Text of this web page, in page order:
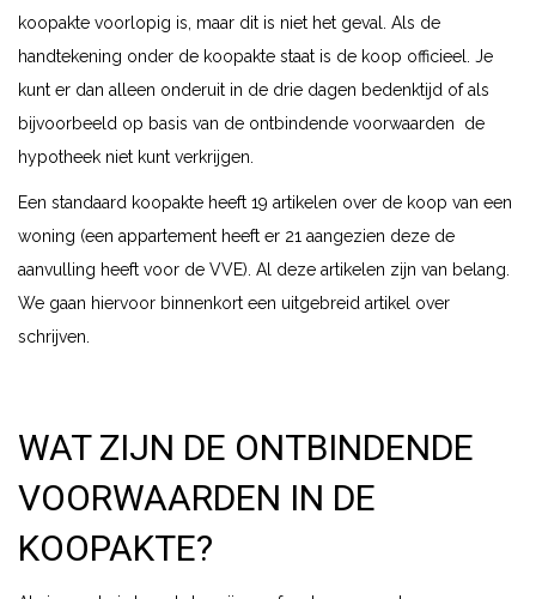
koopakte voorlopig is, maar dit is niet het geval. Als de
handtekening onder de koopakte staat is de koop officieel. Je
kunt er dan alleen onderuit in de drie dagen bedenktijd of als
bijvoorbeeld op basis van de ontbindende voorwaarden de
hypotheek niet kunt verkrijgen.
Een standaard koopakte heeft 19 artikelen over de koop van een
woning (een appartement heeft er 21 aangezien deze de
aanvulling heeft voor de VVE). Al deze artikelen zijn van belang.
We gaan hiervoor binnenkort een uitgebreid artikel over
schrijven.
WAT ZIJN DE ONTBINDENDE
VOORWAARDEN IN DE
KOOPAKTE?